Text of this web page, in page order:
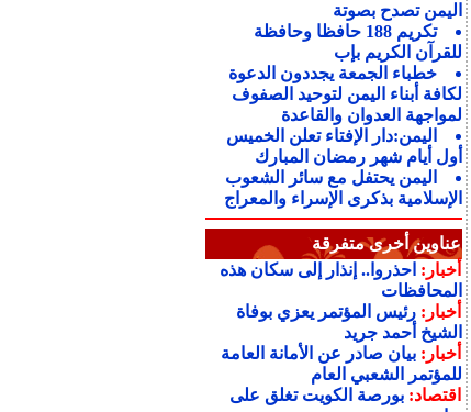
اليمن تصدح بصوتة
تكريم 188 حافظا وحافظة
للقرآن الكريم بإب
خطباء الجمعة يجددون الدعوة
لكافة أبناء اليمن لتوحيد الصفوف
لمواجهة العدوان والقاعدة
اليمن:دار الإفتاء تعلن الخميس
أول أيام شهر رمضان المبارك
اليمن يحتفل مع سائر الشعوب
الإسلامية بذكرى الإسراء والمعراج
عناوين أخرى متفرقة
أخبار: احذروا.. إنذار إلى سكان هذه
المحافظات
أخبار:رئيس المؤتمر يعزي بوفاة
الشيخ أحمد جريد
أخبار:بيان صادر عن الأمانة العامة
للمؤتمر الشعبي العام
اقتصاد:بورصة الكويت تغلق على